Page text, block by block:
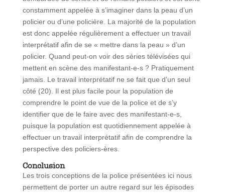
constamment appelée à s’imaginer dans la peau d’un
policier ou d’une policière. La majorité de la population
est donc appelée régulièrement a effectuer un travail
interprétatif afin de se « mettre dans la peau » d’un
policier. Quand peut-on voir des séries télévisées qui
mettent en scène des manifestant-e-s ? Pratiquement
jamais. Le travail interprétatif ne se fait que d’un seul
côté (20). Il est plus facile pour la population de
comprendre le point de vue de la police et de s’y
identifier que de le faire avec des manifestant-e-s,
puisque la population est quotidiennement appelée à
effectuer un travail interprétatif afin de comprendre la
perspective des policiers-ères.
Conclusion
Les trois conceptions de la police présentées ici nous
permettent de porter un autre regard sur les épisodes